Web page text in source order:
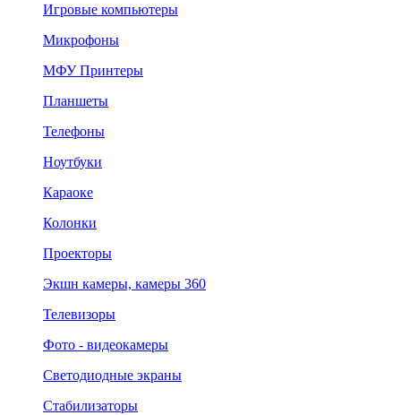
Игровые компьютеры
Микрофоны
МФУ Принтеры
Планшеты
Телефоны
Ноутбуки
Караоке
Колонки
Проекторы
Экшн камеры, камеры 360
Телевизоры
Фото - видеокамеры
Светодиодные экраны
Стабилизаторы